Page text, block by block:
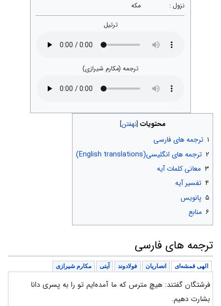
نزول :
مکه
ترتیل
ترجمه (مکارم شیرازی)
محتویات
۱ ترجمه های فارسی
۲ ترجمه های انگلیسی(English translations)
۳ معانی کلمات آیه
۴ تفسیر آیه
۵ پانویس
۶ منابع
ترجمه های فارسی
الهی قمشه‌ای انصاریان فولادوند آیتی مکارم شیرازی
فرشتگان گفتند: هیچ مترس که ما آمده‌ایم تو را به پسری دانا
بشارت دهیم.